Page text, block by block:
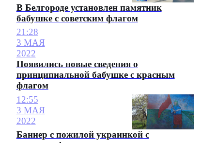
В Белгороде установлен памятник
бабушке с советским флагом
21:28
3 МАЯ
2022
Появились новые сведения о
принципиальной бабушке с красным
флагом
12:55
3 МАЯ
2022
Баннер с пожилой украинкой с